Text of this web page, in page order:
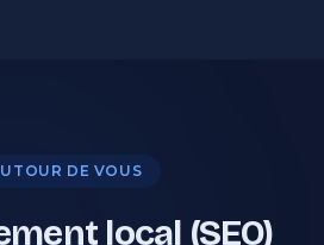
DE VOUS
local (SEO)